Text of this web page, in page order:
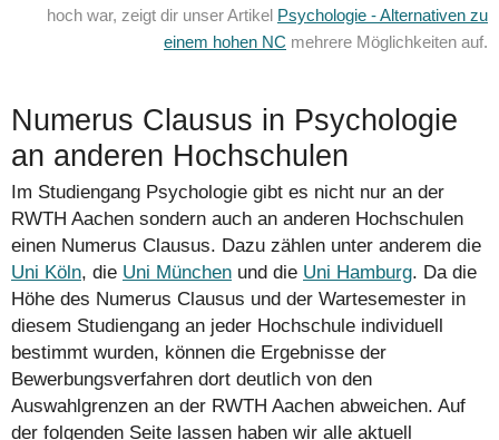
hoch war, zeigt dir unser Artikel Psychologie - Alternativen zu
einem hohen NC mehrere Möglichkeiten auf.
Numerus Clausus in Psychologie
an anderen Hochschulen
Im Studiengang Psychologie gibt es nicht nur an der
RWTH Aachen sondern auch an anderen Hochschulen
einen Numerus Clausus. Dazu zählen unter anderem die
Uni Köln, die Uni München und die Uni Hamburg. Da die
Höhe des Numerus Clausus und der Wartesemester in
diesem Studiengang an jeder Hochschule individuell
bestimmt wurden, können die Ergebnisse der
Bewerbungs­verfahren dort deutlich von den
Auswahlgrenzen an der RWTH Aachen abweichen. Auf
der folgenden Seite lassen haben wir alle aktuell